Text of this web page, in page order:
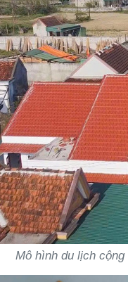
Mô hình du lịch